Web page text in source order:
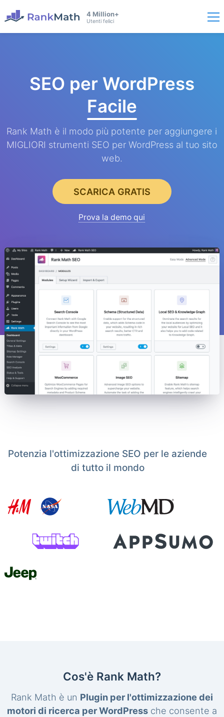
4 Million+
Utenti felici
SEO per WordPress
Facile
Rank Math è il modo più potente per aggiungere i
MIGLIORI strumenti SEO per WordPress al tuo sito
web.
SCARICA GRATIS
Prova la demo qui
Potenzia l'ottimizzazione SEO per le aziende
di tutto il mondo
Cos'è Rank Math?
Rank Math è un Plugin per l'ottimizzazione dei
motori di ricerca per WordPressche consente a